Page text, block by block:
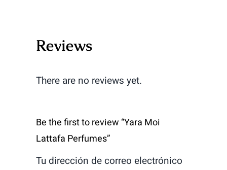
Reviews
There are no reviews yet.
Be the first to review “Yara Moi
Lattafa Perfumes”
Tu dirección de correo electrónico